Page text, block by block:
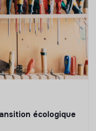
écologique